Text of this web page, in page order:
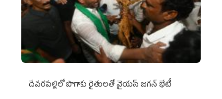
దేవరపల్లిలో పొగాకు రైతులతో వైయస్ జగన్ భేటీ